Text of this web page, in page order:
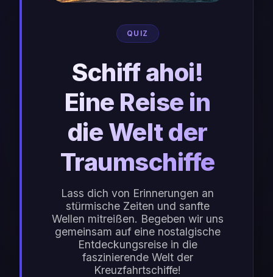
QUIZ
Schiff ahoi!
Eine Reise in
die Welt der
Traumschiffe
Lass dich von Erinnerungen an
stürmische Zeiten und sanfte
Wellen mitreißen. Begeben wir uns
gemeinsam auf eine nostalgische
Entdeckungsreise in die
faszinierende Welt der
Kreuzfahrtschiffe!